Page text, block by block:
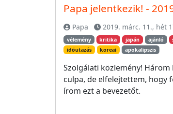
Papa jelentkezik! -
Papa 2019. márc. 11., hét
vélemény kritika japán ajánló
időutazás
koreai apokalipszis
Szolgálati közlemény!
culpa, de elfelejtettem, hogy
írom ezt a bevezetőt.